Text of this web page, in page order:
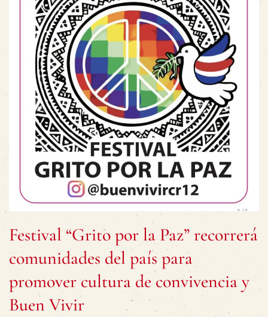
Festival “Grito por la Paz” recorrerá
comunidades del país para
promover cultura de convivencia y
Buen Vivir